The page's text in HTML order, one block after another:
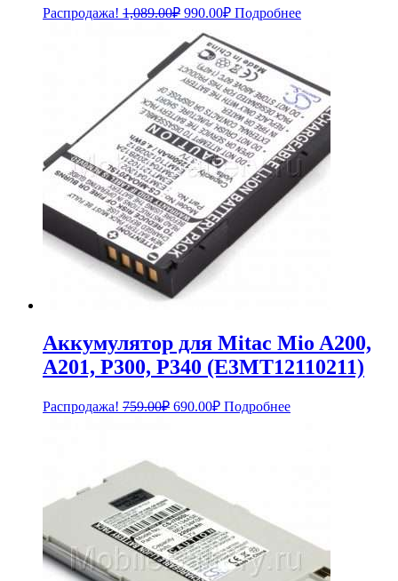
Распродажа! 1,089.00₽ Первоначальная
составляла
1,089.00₽.
990.00₽Текущая
цена:
990.00₽.
Подробнее
Аккумулятор для Mitac Mio A200,
A201, P300, P340 (E3MT12110211)
Распродажа! 759.00₽ Первоначальная
690.00₽Текущая
Подробнее